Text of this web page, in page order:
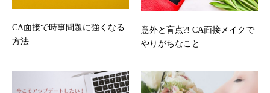
CA面接で時事問題に強くなる
方法
意外と盲点?! CA面接メイクで
やりがちなこと